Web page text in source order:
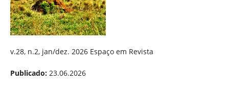
v.28, n.2, jan/dez. 2026 Espaço em Revista
Publicado: 23.06.2026